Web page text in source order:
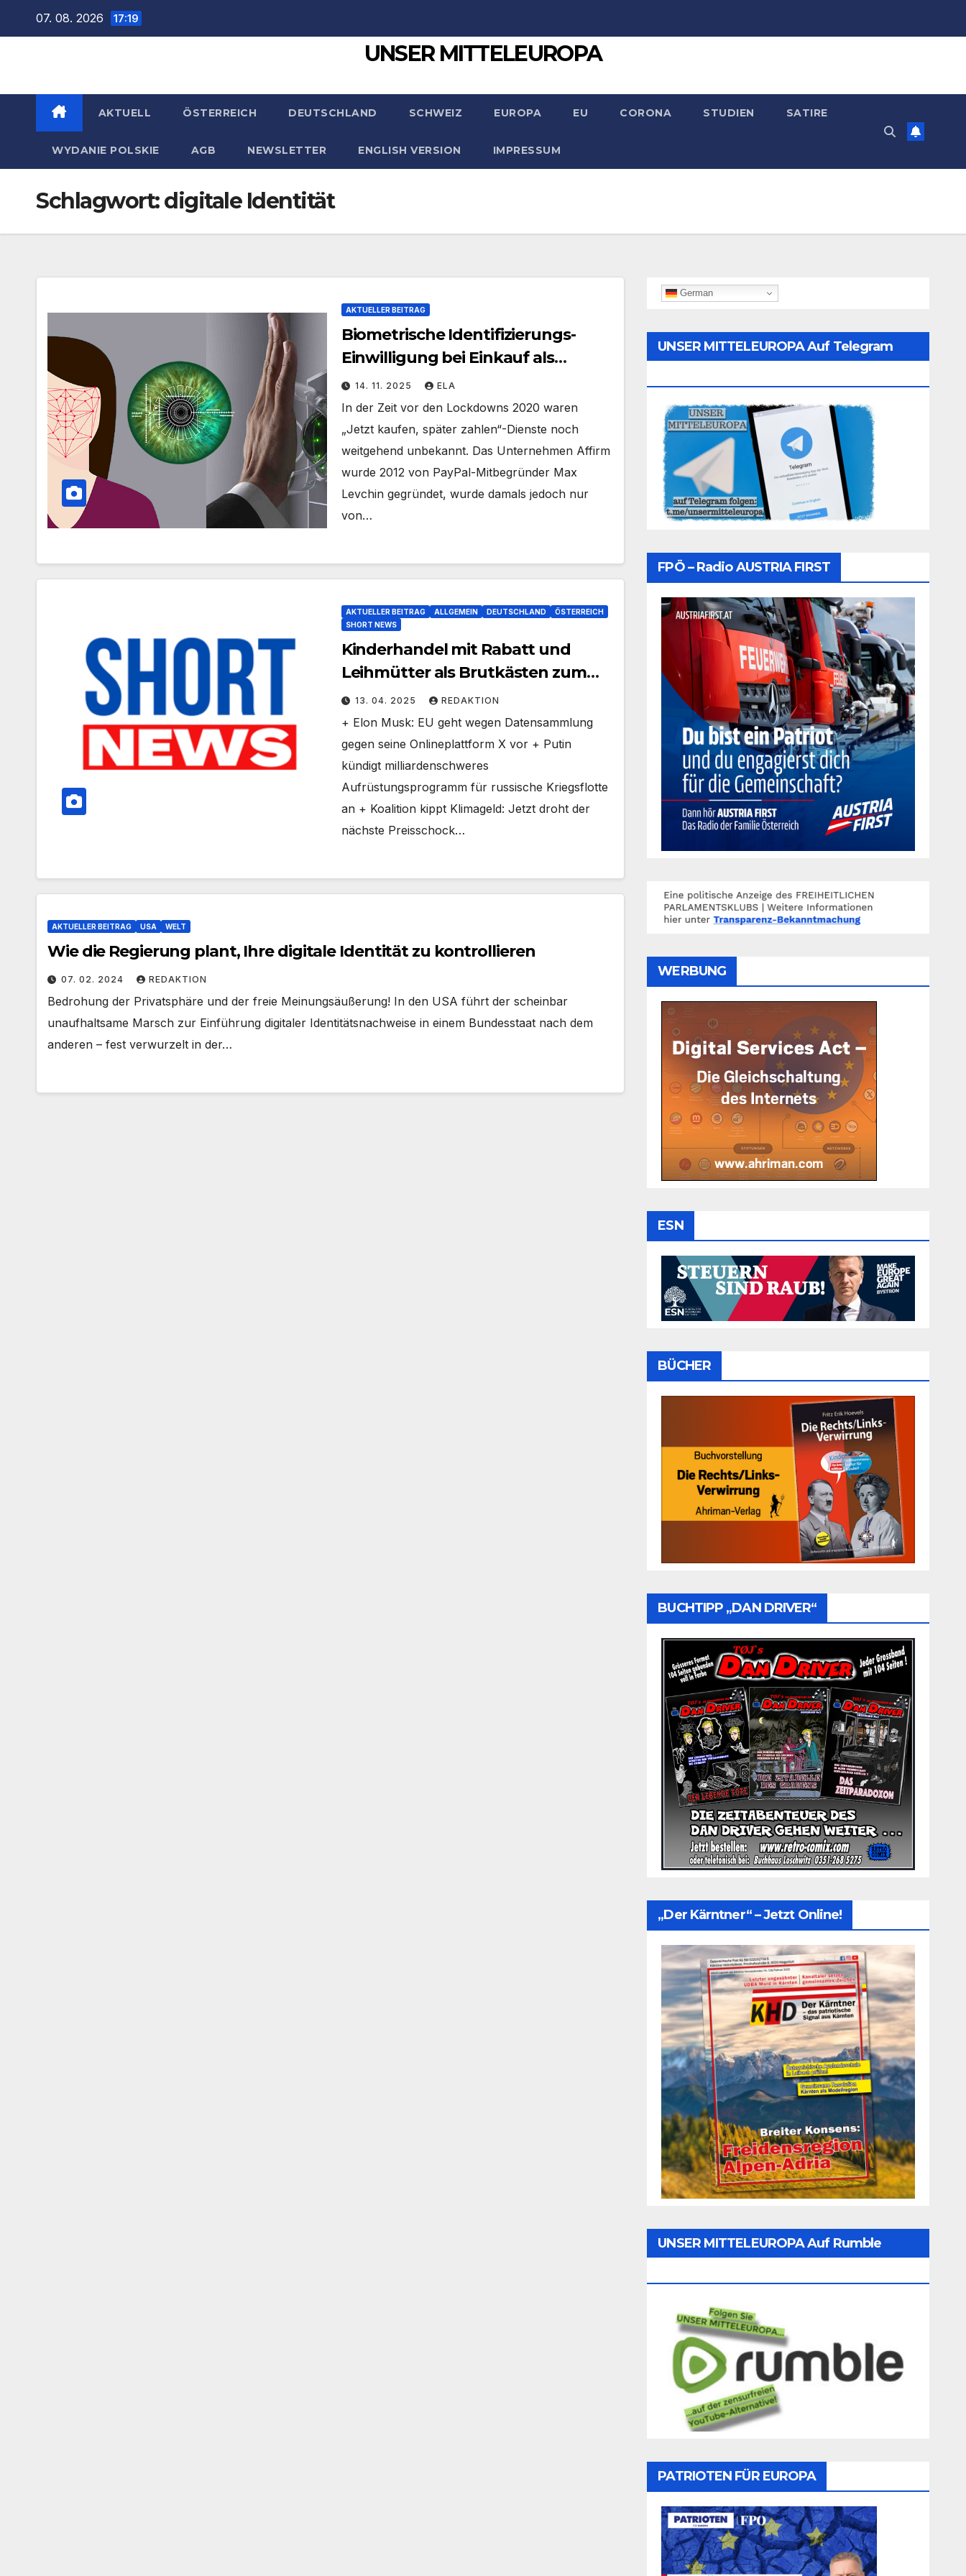
07. 08. 2026 17:19
UNSER MITTELEUROPA
AKTUELL ÖSTERREICH DEUTSCHLAND SCHWEIZ EUROPA EU CORONA STUDIEN SATIRE
WYDANIE POLSKIE AGB NEWSLETTER ENGLISH VERSION IMPRESSUM
Schlagwort:digitale Identität
AKTUELLER BEITRAG
Biometrische Identifizierungs-
Einwilligung bei Einkauf als
„Schlupfloch“ für digitale Identität
14. 11. 2025 ELA
In der Zeit vor den Lockdowns 2020 waren
„Jetzt kaufen, später zahlen“-Dienste noch
weitgehend unbekannt. Das Unternehmen Affirm
wurde 2012 von PayPal-Mitbegründer Max
Levchin gegründet, wurde damals jedoch nur
von…
AKTUELLER BEITRAG ALLGEMEIN DEUTSCHLAND
ÖSTERREICH
SHORT NEWS
Kinderhandel mit Rabatt und
Leihmütter als Brutkästen zum
Schnäppchenpreis
13. 04. 2025 REDAKTION
+ Elon Musk: EU geht wegen Datensammlung
gegen seine Onlineplattform X vor + Putin
kündigt milliardenschweres
Aufrüstungsprogramm für russische Kriegsflotte
an + Koalition kippt Klimageld: Jetzt droht der
nächste Preisschock…
AKTUELLER BEITRAG USA WELT
Wie die Regierung plant, Ihre digitale Identität zu kontrollieren
07. 02. 2024 REDAKTION
Bedrohung der Privatsphäre und der freie Meinungsäußerung! In den USA führt der scheinbar
unaufhaltsame Marsch zur Einführung digitaler Identitätsnachweise in einem Bundesstaat nach dem
anderen – fest verwurzelt in der…
German
UNSER MITTELEUROPA Auf Telegram
FPÖ – Radio AUSTRIA FIRST
WERBUNG
ESN
BÜCHER
BUCHTIPP „DAN DRIVER“
„Der Kärntner“ – Jetzt Online!
UNSER MITTELEUROPA Auf Rumble
PATRIOTEN FÜR EUROPA